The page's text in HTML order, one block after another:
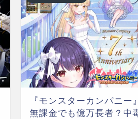
『モンスターカンパニー
無課金でも億万長者？中